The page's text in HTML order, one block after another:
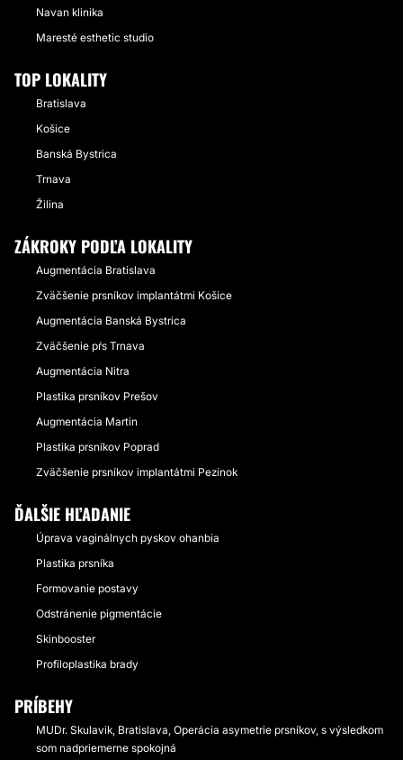
Navan klinika
Maresté esthetic studio
TOP LOKALITY
Bratislava
Košice
Banská Bystrica
Trnava
Žilina
ZÁKROKY PODĽA LOKALITY
Augmentácia Bratislava
Zväčšenie prsníkov implantátmi Košice
Augmentácia Banská Bystrica
Zväčšenie pŕs Trnava
Augmentácia Nitra
Plastika prsníkov Prešov
Augmentácia Martin
Plastika prsníkov Poprad
Zväčšenie prsníkov implantátmi Pezinok
ĎALŠIE HĽADANIE
Úprava vaginálnych pyskov ohanbia
Plastika prsníka
Formovanie postavy
Odstránenie pigmentácie
Skinbooster
Profiloplastika brady
PRÍBEHY
MUDr. Skulavik, Bratislava, Operácia asymetrie prsníkov, s výsledkom
som nadpriemerne spokojná